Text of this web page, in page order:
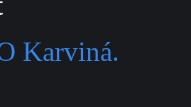
Karviná.